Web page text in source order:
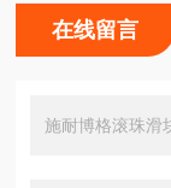
在线留言